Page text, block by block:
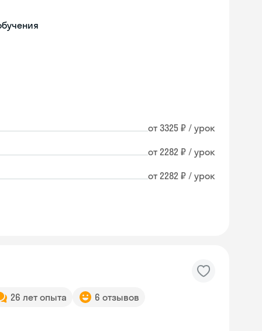
от 3325 ₽ / урок
от 2282 ₽ / урок
от 2282 ₽ / урок
26 лет опыта 6 отзывов